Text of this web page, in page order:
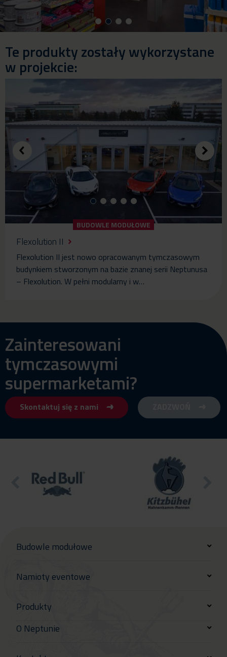
Te produkty zostały wykorzystane
w projekcie:
BUDOWLE MODUŁOWE
Flexolution II
Flexolution II jest nowo opracowanym tymczasowym
budynkiem stworzonym na bazie znanej serii Neptunusa
– Flexolution. W pełni modularny i w…
Zainteresowani
tymczasowymi
supermarketami?
Skontaktuj się z nami
Budowle modułowe
Namioty eventowe
Produkty
O Neptunie